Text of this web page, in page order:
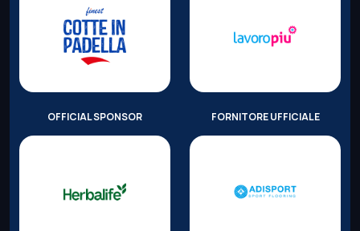
OFFICIAL SPONSOR FORNITORE UFFICIALE